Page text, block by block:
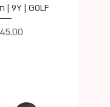
תצוגה
9Y | GOLF | חולצת שבת
מחיר